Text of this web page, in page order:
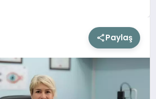
Paylaş